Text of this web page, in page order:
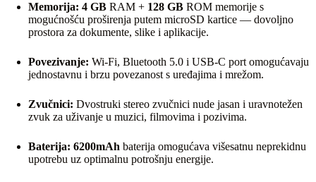
Memorija: 4 GB RAM + 128 GB ROM memorije s
mogućnošću proširenja putem microSD kartice — dovoljno
prostora za dokumente, slike i aplikacije.
Povezivanje: Wi-Fi, Bluetooth 5.0 i USB-C port omogućavaju
jednostavnu i brzu povezanost s uređajima i mrežom.
Zvučnici: Dvostruki stereo zvučnici nude jasan i uravnotežen
zvuk za uživanje u muzici, filmovima i pozivima.
Baterija: 6200mAh baterija omogućava višesatnu neprekidnu
upotrebu uz optimalnu potrošnju energije.